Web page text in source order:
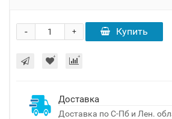
+
- Купить
Доставка
Доставка по С-Пб и Лен.